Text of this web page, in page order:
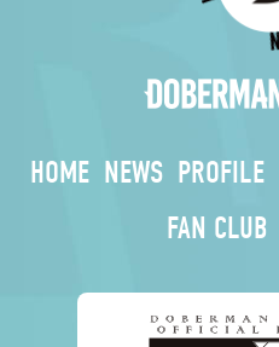
HOME NEWS PROFILE
FAN CLUB